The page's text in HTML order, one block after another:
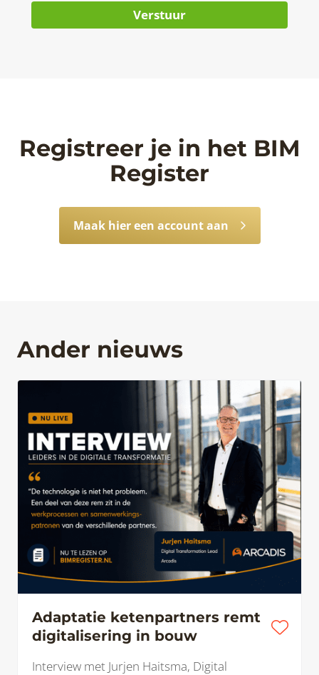
Verstuur
Ander nieuws
Adaptatie ketenpartners remt
digitalisering in bouw
Interview met Jurjen Haitsma, Digital
Registreer je in het BIM
Register
Maak hier een account aan